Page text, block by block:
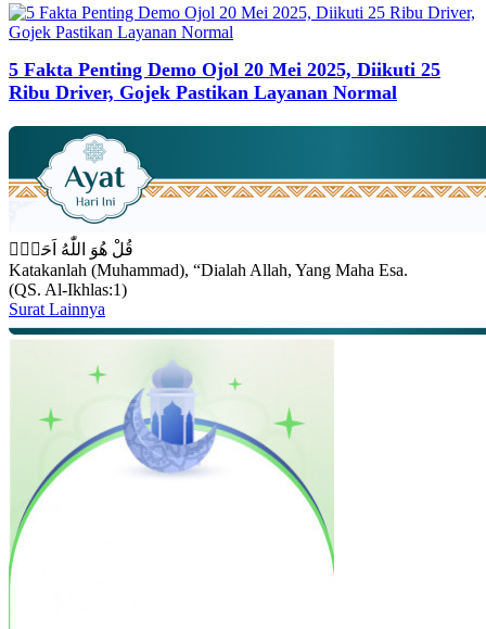
5 Fakta Penting Demo Ojol 20 Mei 2025, Diikuti 25
Ribu Driver, Gojek Pastikan Layanan Normal
قُلْ هُوَ اللّٰهُ اَحَدٌۚ
Katakanlah (Muhammad), “Dialah Allah, Yang Maha Esa.
(QS. Al-Ikhlas:1)
Surat Lainnya